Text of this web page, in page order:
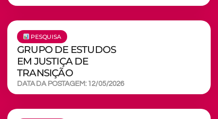
PESQUISA
GRUPO DE ESTUDOS
EM JUSTIÇA DE
TRANSIÇÃO
DATA DA POSTAGEM: 12/05/2026